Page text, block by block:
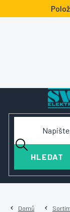
na
HLEDAT
Domů